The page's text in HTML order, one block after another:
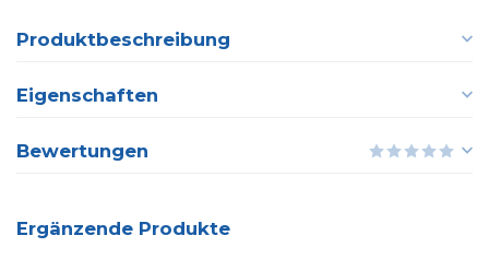
Produktbeschreibung
Eigenschaften
Bewertungen
Ergänzende Produkte